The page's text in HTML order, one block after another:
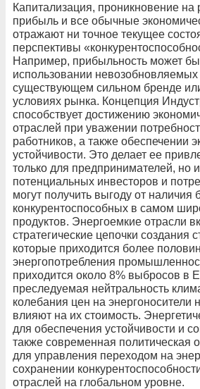
Капитализация, проникновение на
прибыль и все обычные
отражают ни точное текущее
перспективы
Например, прибыльность может
использовании
существующем сильном бренде
условиях рынка. Концепция
способствует достижению
отраслей при уважении
работников, а также обеспечении
устойчивости. Это делает ее
только для предпринимателей, но
потенциальных инвесторов и
могут получить выгоду от наличия
конкурентоспособных в самом
продуктов. Энергоемкие отрасли
стратегические цепочки создания
которые приходится более
энергопотребления
приходится около 8% выбросов в
преследуемая нейтральность
колебания цен на энергоносители
влияют на их стоимость.
для обеспечения устойчивости и
также современная политическая
для управления переходом на
сохранении
отраслей на глобальном уровне.